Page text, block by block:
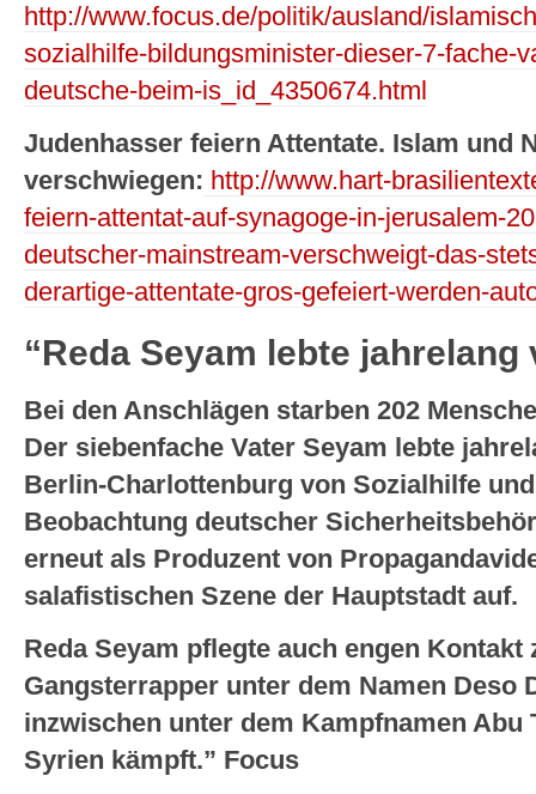
http://www.focus.de/politik/ausland/
sozialhilfe-bildungsminister-dieser-7-fache-
deutsche-beim-is_id_4350674.html
Judenhasser feiern Attentate. Islam und
verschwiegen: http://www.hart-
feiern-attentat-auf-synagoge-in-jerusalem-
deutscher-mainstream-verschweigt-das-
derartige-attentate-gros-gefeiert-werden-
“Reda Seyam lebte
Bei den Anschlägen starben 202
Der siebenfache Vater Seyam lebte
Berlin-Charlottenburg von Sozialhilfe
Beobachtung deutscher
erneut als Produzent von
salafistischen Szene der Hauptstadt auf.
Reda Seyam pflegte auch engen
Gangsterrapper unter dem Namen Deso
inzwischen unter dem Kampfnamen Abu
Syrien kämpft.” Focus